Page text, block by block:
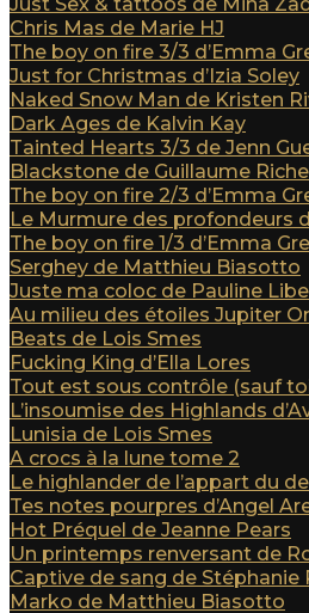
Chris Mas de Marie HJ
The boy on fire 3/3 d’Emma
Just for Christmas d’Izia Soley
Naked Snow Man de Kristen
Dark Ages de Kalvin Kay
Tainted Hearts 3/3 de Jenn
Blackstone de Guillaume
The boy on fire 2/3 d’Emma
Le Murmure des profondeurs
The boy on fire 1/3 d’Emma
Serghey de Matthieu Biasotto
Juste ma coloc de Pauline
Au milieu des étoiles Jupiter
Beats de Lois Smes
Fucking King d’Ella Lores
Tout est sous contrôle (sauf
L’insoumise des Highlands
Lunisia de Lois Smes
A crocs à la lune tome 2
Le highlander de l’appart du
Tes notes pourpres d’Angel
Hot Préquel de Jeanne Pears
Un printemps renversant de
Captive de sang de Stéphanie
Marko de Matthieu Biasotto